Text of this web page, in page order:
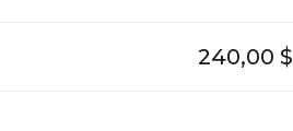
240,00 $